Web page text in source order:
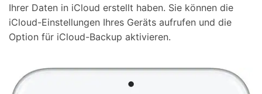
Ihrer Daten in iCloud erstellt haben. Sie können die
iCloud-Einstellungen Ihres Geräts aufrufen und die
Option für iCloud-Backup aktivieren.